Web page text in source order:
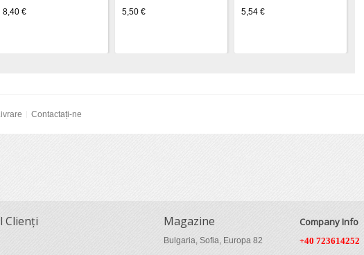
8,40 € 5,50 € 5,54 €
Contactați-ne
Clienți Magazine
Bulgaria, Sofia, Europa 82
Company Info
+40 723614252